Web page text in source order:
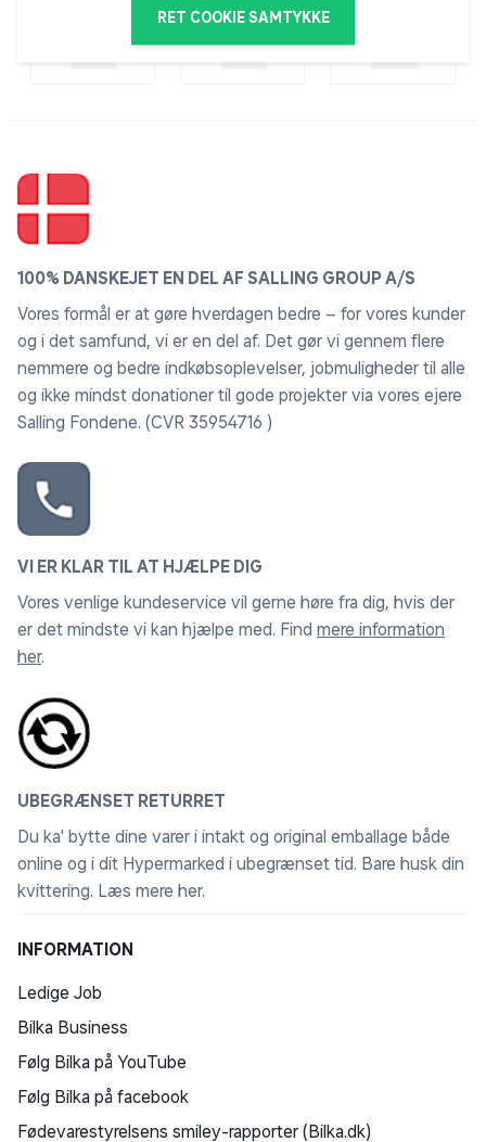
RET COOKIE SAMTYKKE
100% DANSKEJET EN DEL AF SALLING GROUP A/S
Vores formål er at gøre hverdagen bedre – for vores kunder
og i det samfund, vi er en del af. Det gør vi gennem flere
nemmere og bedre indkøbsoplevelser, jobmuligheder til alle
og ikke mindst donationer til gode projekter via vores ejere
Salling Fondene. (CVR 35954716 )
VI ER KLAR TIL AT HJÆLPE DIG
Vores venlige kundeservice vil gerne høre fra dig, hvis der
er det mindste vi kan hjælpe med. Find mere information
her.
UBEGRÆNSET RETURRET
Du ka' bytte dine varer i intakt og original emballage både
online og i dit Hypermarked i ubegrænset tid. Bare husk din
kvittering. Læs mere her.
INFORMATION
Ledige Job
Bilka Business
Følg Bilka på YouTube
Følg Bilka på facebook
Fødevarestyrelsens smiley-rapporter (Bilka.dk)